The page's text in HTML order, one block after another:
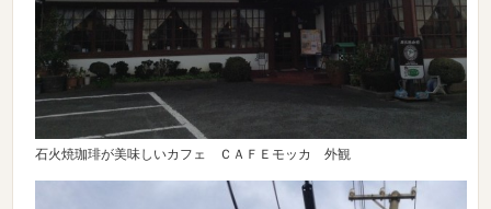
石火焼珈琲が美味しいカフェ ＣＡＦＥモッカ 外観